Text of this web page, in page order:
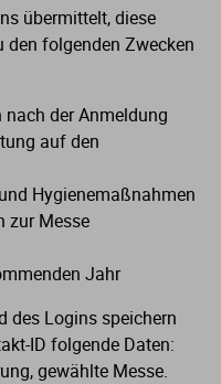
übermittelt, diese
folgenden Zwecken
nach der Anmeldung
auf den
Hygienemaßnahmen
zur Messe
Jahr
des Logins speichern
ID folgende Daten:
gewählte Messe.